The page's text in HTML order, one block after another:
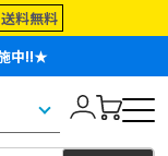
送料無料
中!!★